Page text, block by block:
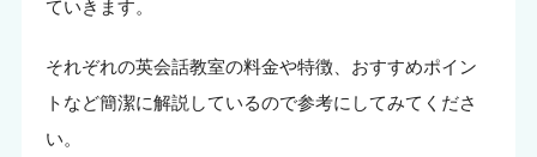
ていきます。
それぞれの英会話教室の料金や特徴、おすすめポイン
トなど簡潔に解説しているので参考にしてみてくださ
い。